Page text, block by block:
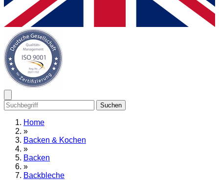
Suchen
Home
»
Backen & Kochen
»
Backen
»
Backbleche